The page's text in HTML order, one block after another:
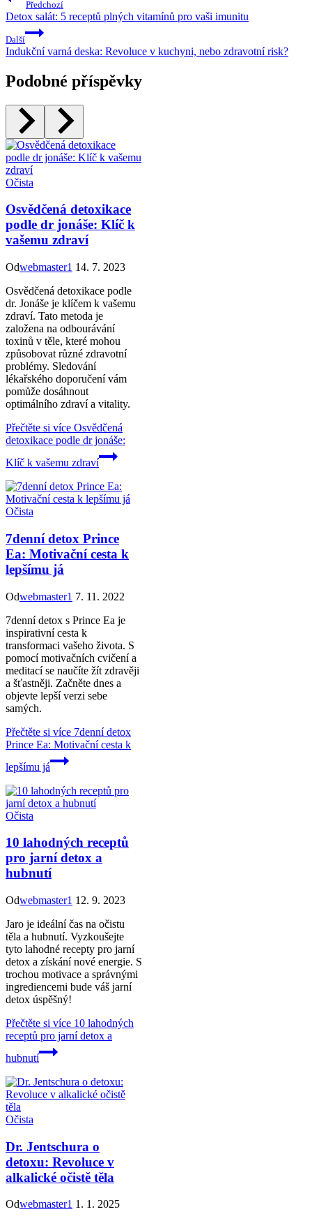
Předchozí
Detox salát: 5 receptů plných vitamínů pro vaši imunitu
Další
Indukční varná deska: Revoluce v kuchyni, nebo zdravotní risk?
Podobné příspěvky
Očista
Osvědčená detoxikace
podle dr jonáše: Klíč k
vašemu zdraví
Odwebmaster1 14. 7. 2023
Osvědčená detoxikace podle
dr. Jonáše je klíčem k vašemu
zdraví. Tato metoda je
založena na odbourávání
toxinů v těle, které mohou
způsobovat různé zdravotní
problémy. Sledování
lékařského doporučení vám
pomůže dosáhnout
optimálního zdraví a vitality.
Přečtěte si více Osvědčená
detoxikace podle dr jonáše:
Klíč k vašemu zdraví
Očista
7denní detox Prince
Ea: Motivační cesta k
lepšímu já
Odwebmaster1 7. 11. 2022
7denní detox s Prince Ea je
inspirativní cesta k
transformaci vašeho života. S
pomocí motivačních cvičení a
meditací se naučíte žít zdravěji
a šťastněji. Začněte dnes a
objevte lepší verzi sebe
samých.
Přečtěte si více 7denní detox
Prince Ea: Motivační cesta k
lepšímu já
Očista
10 lahodných receptů
pro jarní detox a
hubnutí
Odwebmaster1 12. 9. 2023
Jaro je ideální čas na očistu
těla a hubnutí. Vyzkoušejte
tyto lahodné recepty pro jarní
detox a získání nové energie. S
trochou motivace a správnými
ingrediencemi bude váš jarní
detox úspěšný!
Přečtěte si více 10 lahodných
receptů pro jarní detox a
hubnutí
Očista
Dr. Jentschura o
detoxu: Revoluce v
alkalické očistě těla
Odwebmaster1 1. 1. 2025